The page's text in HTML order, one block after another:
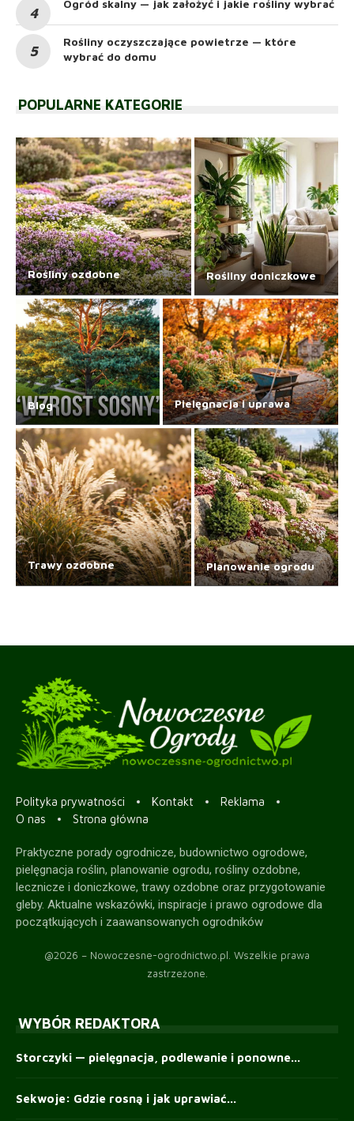
Ogród skalny — jak założyć i jakie rośliny wybrać
Rośliny oczyszczające powietrze — które
wybrać do domu
POPULARNE KATEGORIE
Rośliny ozdobne Rośliny doniczkowe
Blog Pielęgnacja i uprawa
Trawy ozdobne Planowanie ogrodu
Polityka prywatności Kontakt
Reklama
O nas
Strona główna
Praktyczne porady ogrodnicze, budownictwo ogrodowe,
pielęgnacja roślin, planowanie ogrodu, rośliny ozdobne,
lecznicze i doniczkowe, trawy ozdobne oraz przygotowanie
gleby. Aktualne wskazówki, inspiracje i prawo ogrodowe dla
początkujących i zaawansowanych ogrodników
@2026 – Nowoczesne-ogrodnictwo.pl. Wszelkie prawa
zastrzeżone.
WYBÓR REDAKTORA
Storczyki — pielęgnacja, podlewanie i ponowne...
Sekwoje: Gdzie rosną i jak uprawiać...